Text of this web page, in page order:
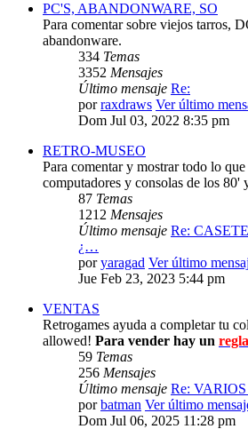
PC'S, ABANDONWARE, SO
Para comentar sobre viejos tarros,
abandonware.
334 Temas
3352 Mensajes
Último mensaje Re:
porraxdraws Ver último
Dom Jul 03, 2022 8:35 pm
RETRO-MUSEO
Para comentar y mostrar todo lo
computadores y consolas de los 80'
87 Temas
1212 Mensajes
Último mensaje Re:
¿…
poryaragad Ver último
Jue Feb 23, 2023 5:44 pm
VENTAS
Retrogames ayuda a completar tu
allowed! Para vender hay un
59 Temas
256 Mensajes
Último mensaje Re:
porbatman Ver último
Dom Jul 06, 2025 11:28 pm